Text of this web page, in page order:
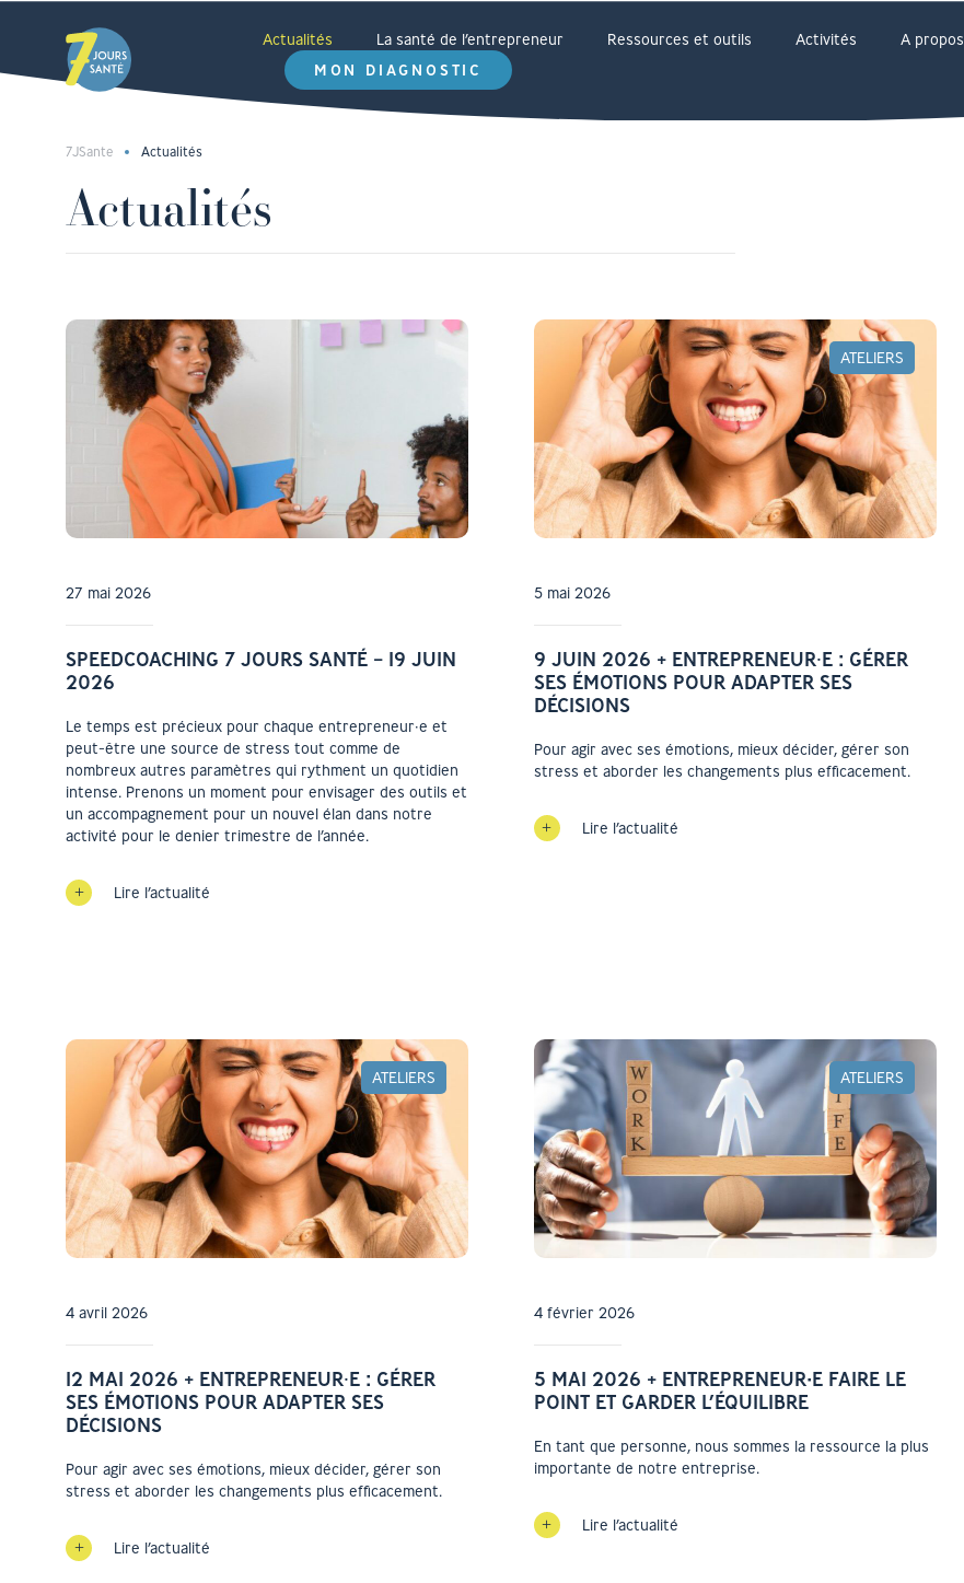
Actualités La santé de l’entrepreneur Ressources et outils Activités
A propos
MON DIAGNOSTIC
7JSante Actualités
Actualités
27 mai 2026
SPEEDCOACHING 7 JOURS SANTÉ – 19 JUIN
2026
Le temps est précieux pour chaque entrepreneur·e et
peut-être une source de stress tout comme de
nombreux autres paramètres qui rythment un quotidien
intense. Prenons un moment pour envisager des outils et
un accompagnement pour un nouvel élan dans notre
activité pour le denier trimestre de l’année.
Lire l’actualité
ATELIERS
5 mai 2026
9 JUIN 2026 + ENTREPRENEUR⸱E : GÉRER
SES ÉMOTIONS POUR ADAPTER SES
DÉCISIONS
Pour agir avec ses émotions, mieux décider, gérer son
stress et aborder les changements plus efficacement.
Lire l’actualité
ATELIERS
4 avril 2026
12 MAI 2026 + ENTREPRENEUR⸱E : GÉRER
SES ÉMOTIONS POUR ADAPTER SES
DÉCISIONS
Pour agir avec ses émotions, mieux décider, gérer son
stress et aborder les changements plus efficacement.
Lire l’actualité
ATELIERS
4 février 2026
5 MAI 2026 + ENTREPRENEUR·E FAIRE LE
POINT ET GARDER L’ÉQUILIBRE
En tant que personne, nous sommes la ressource la plus
importante de notre entreprise.
Lire l’actualité